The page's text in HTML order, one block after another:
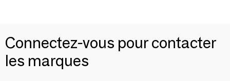
Connectez-vous pour contacter
les marques